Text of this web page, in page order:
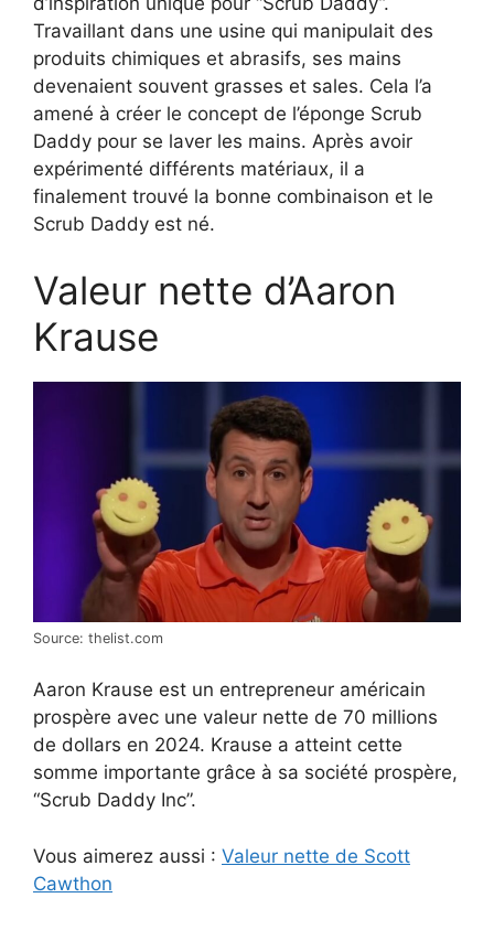
Travaillant dans une usine qui manipulait des
produits chimiques et abrasifs, ses mains
devenaient souvent grasses et sales. Cela l’a
amené à créer le concept de l’éponge Scrub
Daddy pour se laver les mains. Après avoir
expérimenté différents matériaux, il a
finalement trouvé la bonne combinaison et le
Scrub Daddy est né.
Valeur nette d’Aaron
Krause
Source: thelist.com
Aaron Krause est un entrepreneur américain
prospère avec une valeur nette de 70 millions
de dollars en 2024. Krause a atteint cette
somme importante grâce à sa société prospère,
“Scrub Daddy Inc”.
Vous aimerez aussi : Valeur nette de Scott
Cawthon